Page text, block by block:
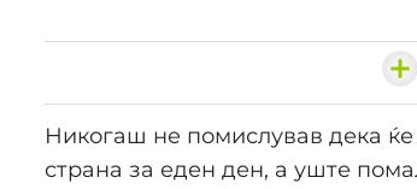
Никогаш не помислував дека
страна за еден ден, а уште